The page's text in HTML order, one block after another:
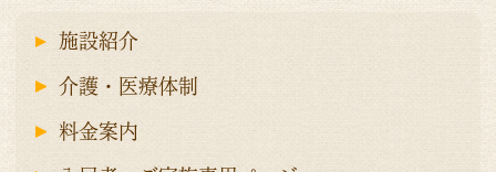
施設紹介
介護・医療体制
料金案内